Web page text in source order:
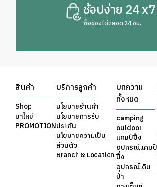
ช้อปง่าย 24 x7
ซื้อของได้ตลอด 24 ชม.
สินค้า
Shop
มาใหม่
PROMOTION
บริการลูกค้า
นโยบายร้านค้า
นโยบายการรับ
ประกัน
นโยบายความเป็น
ส่วนตัว
Branch & Location
บทความ
ทั้งหมด
camping
outdoor
แคมป์ปิ้ง
อุปกรณ์แคมป์
ปิ้ง
อุปกรณ์เดิน
ป่า